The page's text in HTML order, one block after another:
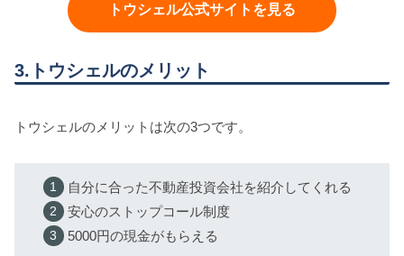
トウシェル公式サイトを見る
3.トウシェルのメリット
トウシェルのメリットは次の3つです。
自分に合った不動産投資会社を紹介してくれる
安心のストップコール制度
5000円の現金がもらえる